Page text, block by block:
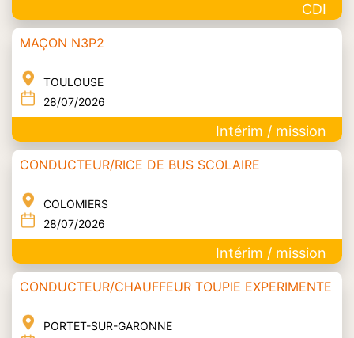
CDI
MAÇON N3P2
TOULOUSE
28/07/2026
Intérim / mission
CONDUCTEUR/RICE DE BUS SCOLAIRE
COLOMIERS
28/07/2026
Intérim / mission
CONDUCTEUR/CHAUFFEUR TOUPIE EXPERIMENTE
PORTET-SUR-GARONNE